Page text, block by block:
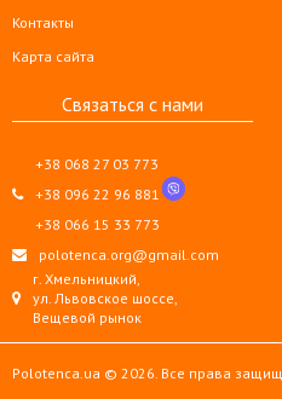
Контакты
Карта сайта
Связаться с нами
+38 068 27 03 773
+38 096 22 96 881
+38 066 15 33 773
polotenca.org@gmail.com
г. Хмельницкий,
ул. Львовское шоссе,
Вещевой рынок
Polotenca.ua © 2026. Все права